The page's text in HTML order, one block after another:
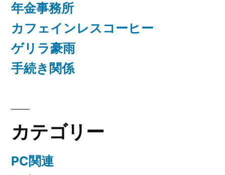
年金事務所
カフェインレスコーヒー
ゲリラ豪雨
手続き関係
カテゴリー
PC関連